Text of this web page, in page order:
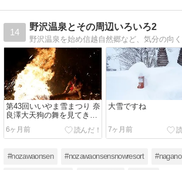
14
野沢温泉とその周辺いろいろ2
第43回いいやま雪まつり 奈
良澤大天狗の舞を見てきま
6ヶ月前
大雪ですね
7ヶ月前
#nozawaonsen #nozawaonsensnowresort #nagano